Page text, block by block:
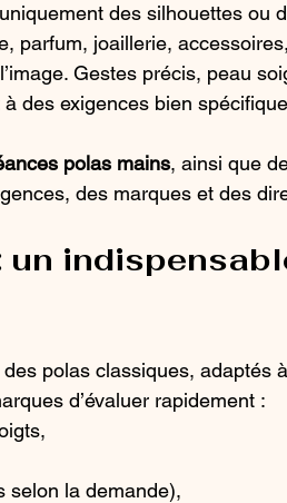
des silhouettes ou
parfum, joaillerie,
Gestes précis, peau
des exigences bien
polas mains, ainsi que
des marques et des
un
des polas classiques, adaptés
d’évaluer rapidement :
selon la demande),